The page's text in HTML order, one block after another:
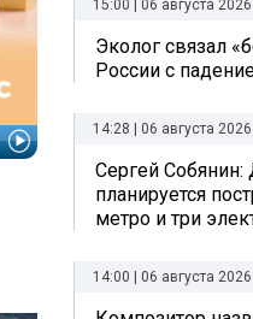
15:00 | 06 августа 2026
Эколог связал
России с
14:28 | 06 августа 2026
Сергей Собянин:
планируется
метро и три
14:00 | 06 августа 2026